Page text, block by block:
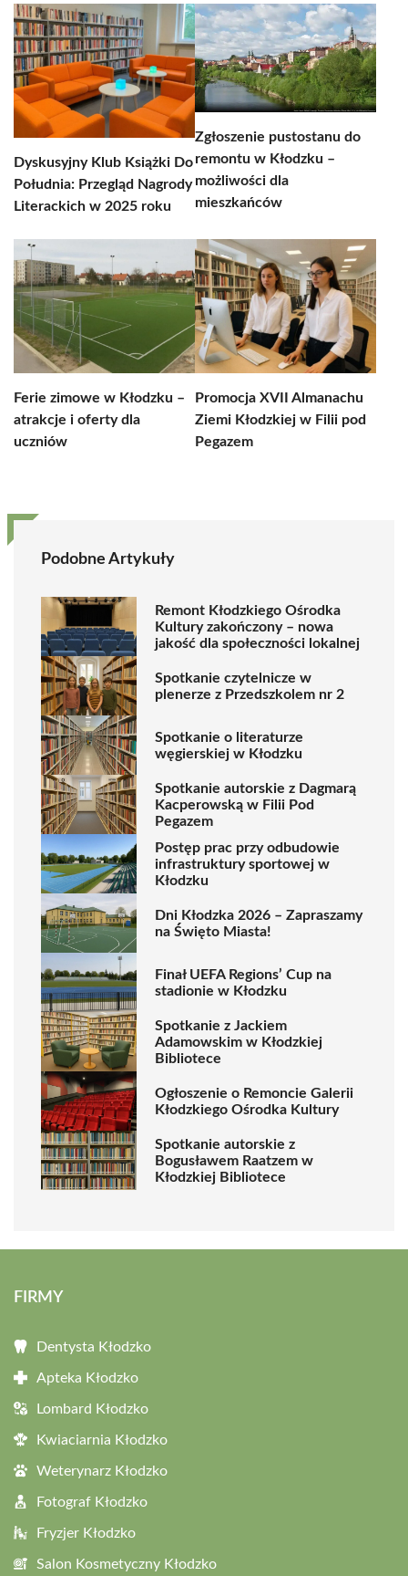
Dyskusyjny Klub Książki Do
Południa: Przegląd Nagrody
Literackich w 2025 roku
Zgłoszenie pustostanu do
remontu w Kłodzku –
możliwości dla
mieszkańców
Ferie zimowe w Kłodzku –
atrakcje i oferty dla
uczniów
Promocja XVII Almanachu
Ziemi Kłodzkiej w Filii pod
Pegazem
Podobne Artykuły
Remont Kłodzkiego Ośrodka
Kultury zakończony – nowa
jakość dla społeczności lokalnej
Spotkanie czytelnicze w
plenerze z Przedszkolem nr 2
Spotkanie o literaturze
węgierskiej w Kłodzku
Spotkanie autorskie z Dagmarą
Kacperowską w Filii Pod
Pegazem
Postęp prac przy odbudowie
infrastruktury sportowej w
Kłodzku
Dni Kłodzka 2026 – Zapraszamy
na Święto Miasta!
Finał UEFA Regions’ Cup na
stadionie w Kłodzku
Spotkanie z Jackiem
Adamowskim w Kłodzkiej
Bibliotece
Ogłoszenie o Remoncie Galerii
Kłodzkiego Ośrodka Kultury
Spotkanie autorskie z
Bogusławem Raatzem w
Kłodzkiej Bibliotece
FIRMY
Dentysta Kłodzko
Apteka Kłodzko
Lombard Kłodzko
Kwiaciarnia Kłodzko
Weterynarz Kłodzko
Fotograf Kłodzko
Fryzjer Kłodzko
Salon Kosmetyczny Kłodzko